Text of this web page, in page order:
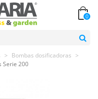
0
> Bombas dosificadoras >
Serie 200